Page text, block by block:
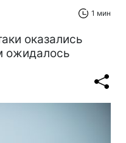
1 мин
оказались
ожидалось